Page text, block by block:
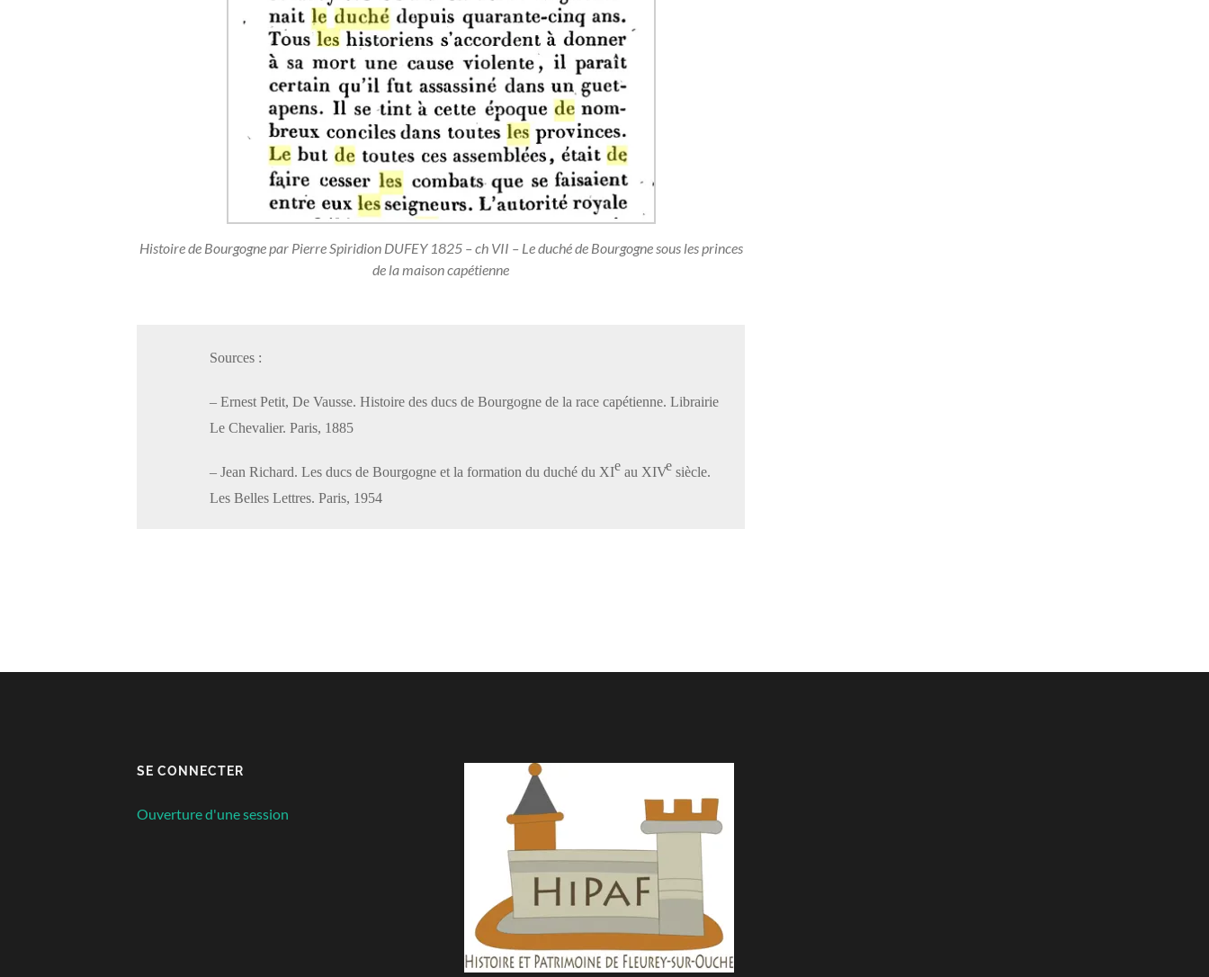
Histoire de Bourgogne par Pierre Spiridion DUFEY 1825 – ch VII – Le duché de Bourgogne sous les princes
de la maison capétienne
Sources :
– Ernest Petit, De Vausse. Histoire des ducs de Bourgogne de la race capétienne. Librairie
Le Chevalier. Paris, 1885
– Jean Richard. Les ducs de Bourgogne et la formation du duché du XIeau XIVesiècle.
Les Belles Lettres. Paris, 1954
SE CONNECTER
Ouverture d'une session